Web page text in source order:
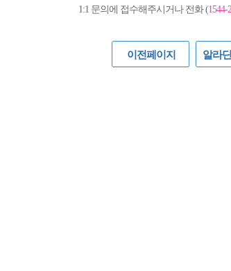
1:1 문의에 접수해주시거나 전화 (1544-
이전페이지 알라